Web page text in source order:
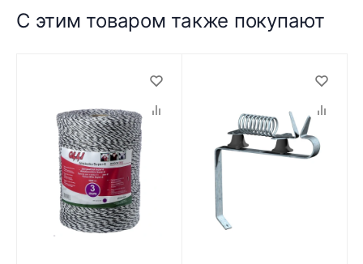
С этим товаром также покупают